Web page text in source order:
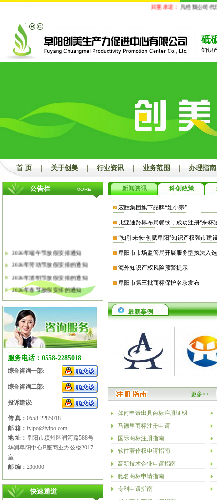
郑重承诺： 凡经我公司代
砥
知识
首 页 关于创美 行业资讯 业务范围 办理指南
公告栏 MORE
2026年端午节放假安排通知
2026年劳动节放假安排的通知
2026年清明节放假安排的通知
2026年春节放假安排的通知
2026年元旦放假安排的通知
2025年国庆节、中秋节放假安排
2025年端午节放假安排的通知
2025年劳动节放假安排的通知
2025年清明节放假安排的通知
2025年春节放假安排的通知
服务电话：0558-2285018
综合咨询一部:
综合咨询二部:
投诉建议:
传 真： 0558-2285018
邮 箱： fyipo@fyipo.com
地 址： 阜阳市颍州区润河路588号
华润阜阳中心B座商业办公楼2017
室
邮 编： 236000
快速通道
新闻资讯 科创政策
宏胜集团旗下品牌“娃小宗”
比亚迪跨界布局餐饮，成功注册“来杯
“知引未来·创赋阜阳”知识产权强市建
阜阳市市场监管局开展服务型执法入
海外知识产权风险预警提示
阜阳市第三批商标保护名录发布
最新案例
更多>>
如何申请出具商标注册证明
马德里商标注册申请
国际商标注册指南
软件著作权申请指南
高新技术企业申请指南
驰名商标申请指南
专利申请指南